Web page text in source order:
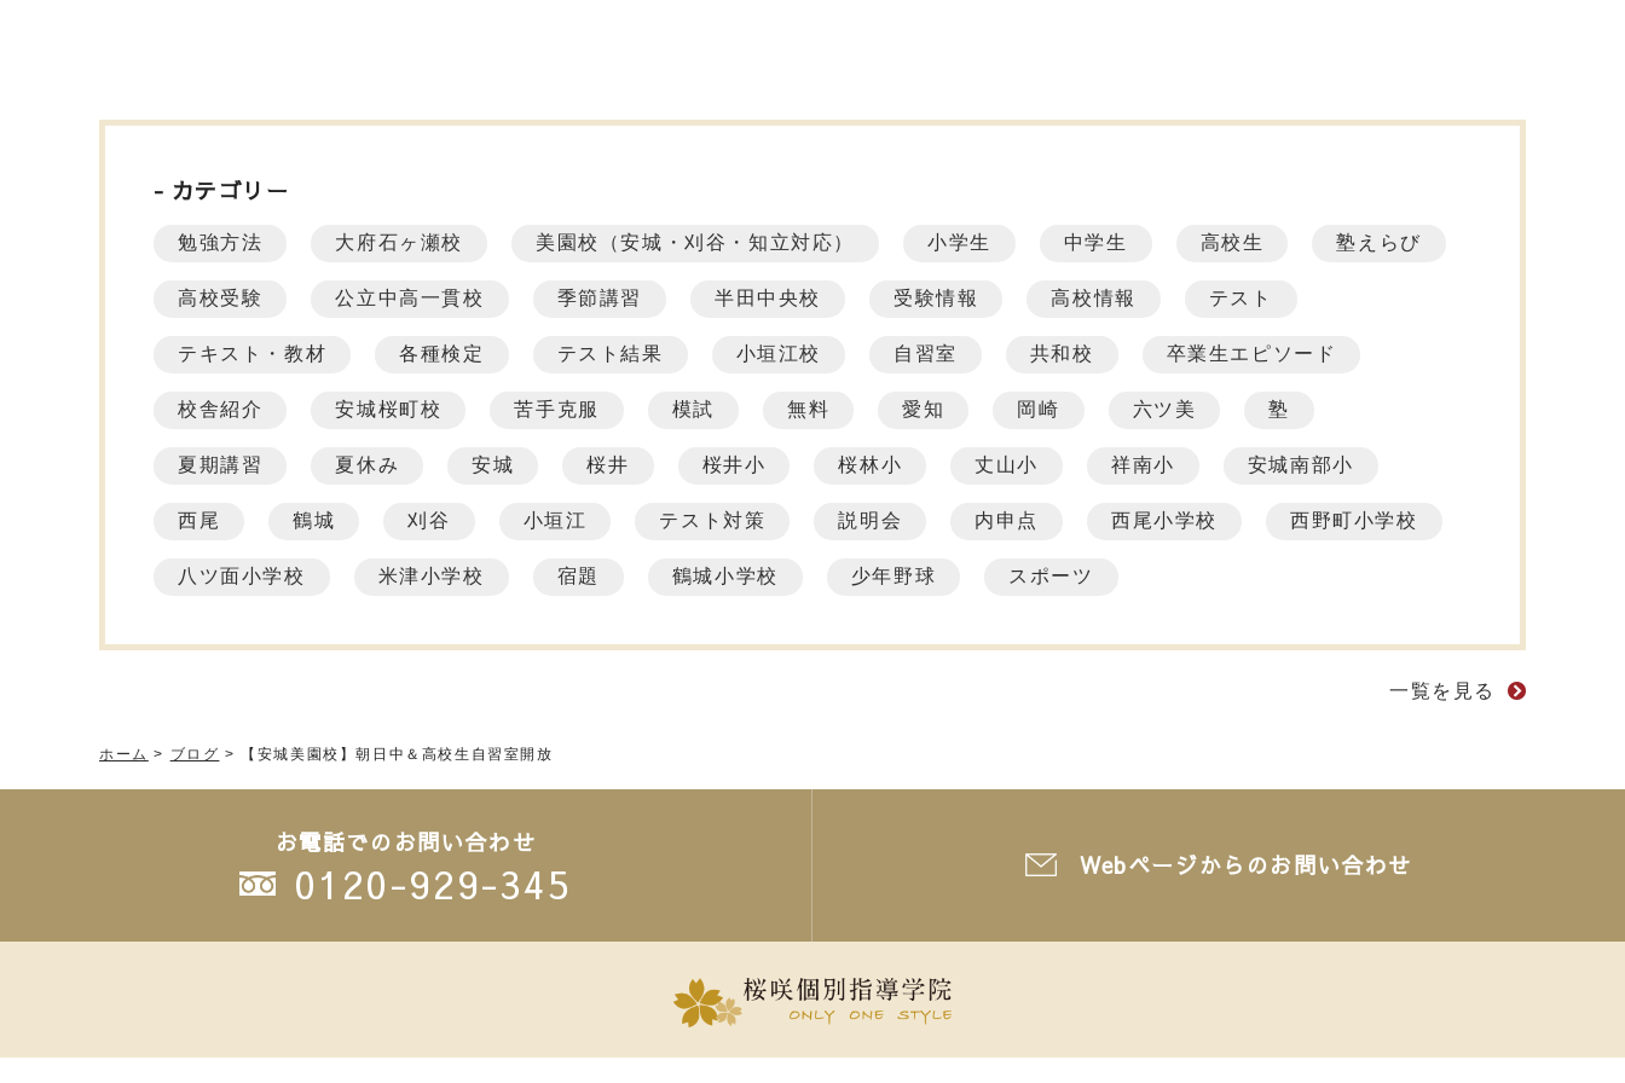
カテゴリー
勉強方法 大府石ヶ瀬校 美園校（安城・刈谷・知立対応） 小学生 中学生 高校生 塾えらび
高校受験 公立中高一貫校 季節講習 半田中央校 受験情報 高校情報 テスト
テキスト・教材 各種検定 テスト結果 小垣江校 自習室 共和校 卒業生エピソード
校舎紹介 安城桜町校 苦手克服 模試 無料 愛知 岡崎 六ツ美 塾
夏期講習 夏休み 安城 桜井 桜井小 桜林小 丈山小 祥南小 安城南部小
西尾 鶴城 刈谷 小垣江 テスト対策 説明会 内申点 西尾小学校 西野町小学校
八ツ面小学校 米津小学校 宿題 鶴城小学校 少年野球 スポーツ
一覧を見る
ホーム > ブログ > 【安城美園校】朝日中＆高校生自習室開放
お電話でのお問い合わせ
0120-929-345 Webページからのお問い合わせ